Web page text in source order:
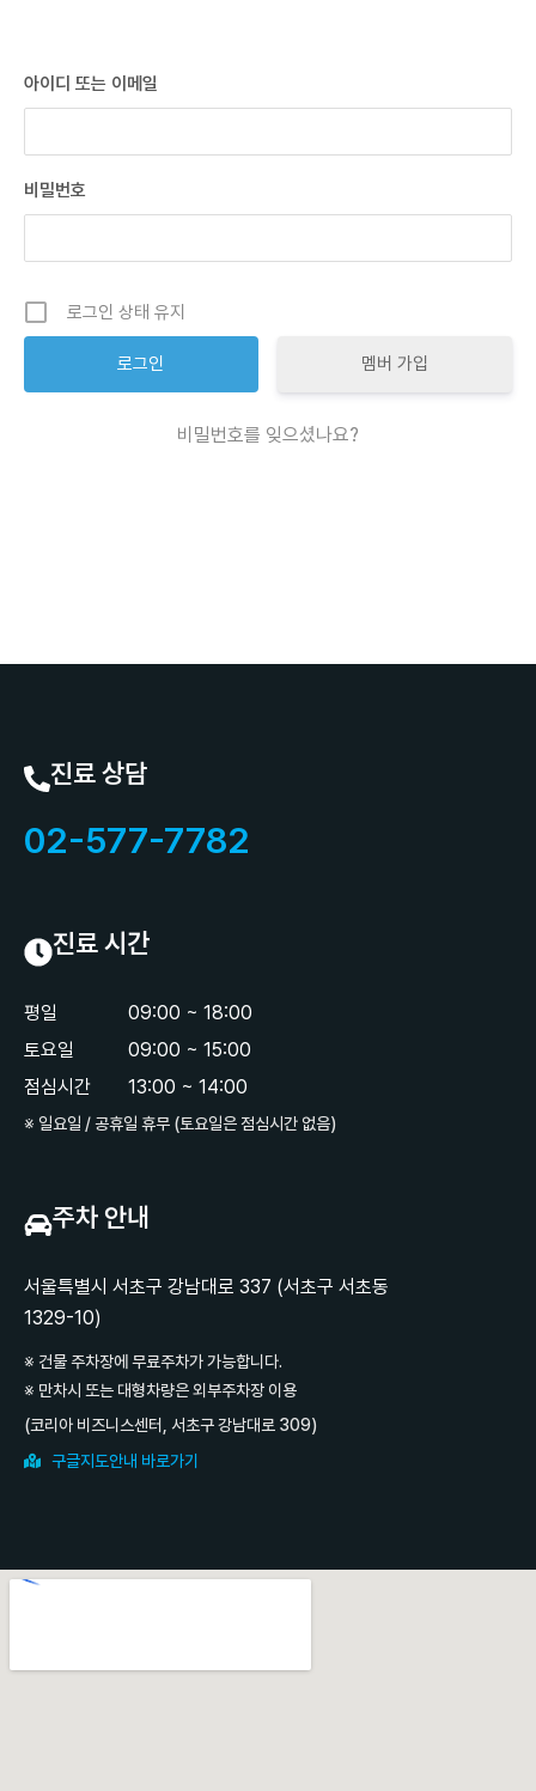
아이디 또는 이메일
비밀번호
로그인 상태 유지
멤버 가입
비밀번호를 잊으셨나요?
진료 상담
02-577-7782
진료 시간
평일
토요일
점심시간
09:00 ~ 18:00
09:00 ~ 15:00
13:00 ~ 14:00
※ 일요일 / 공휴일 휴무 (토요일은 점심시간 없음)
주차 안내
서울특별시 서초구 강남대로 337 (서초구 서초동
1329-10)
※ 건물 주차장에 무료주차가 가능합니다.
※ 만차시 또는 대형차량은 외부주차장 이용
(코리아 비즈니스센터, 서초구 강남대로 309)
구글지도안내 바로가기